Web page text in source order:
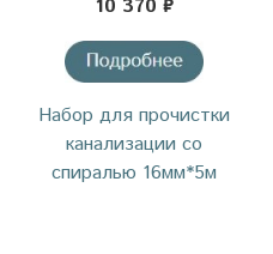
10 370 ₽
Набор для прочистки
канализации со
спиралью 16мм*5м